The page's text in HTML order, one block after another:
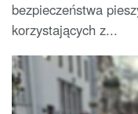
bezpieczeństwa
korzystających z...